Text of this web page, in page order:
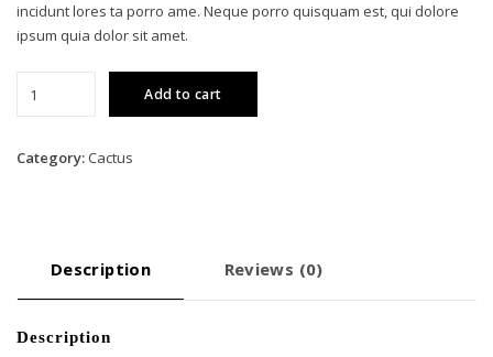
incidunt lores ta porro ame. Neque porro quisquam est, qui dolore
ipsum quia dolor sit amet.
Add to cart
Category: Cactus
Description Reviews (0)
Description